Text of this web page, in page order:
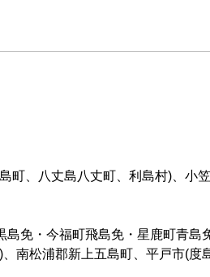
町、八丈島八丈町、利島村)、小
免・今福町飛島免・星鹿町青島
南松浦郡新上五島町、平戸市(度